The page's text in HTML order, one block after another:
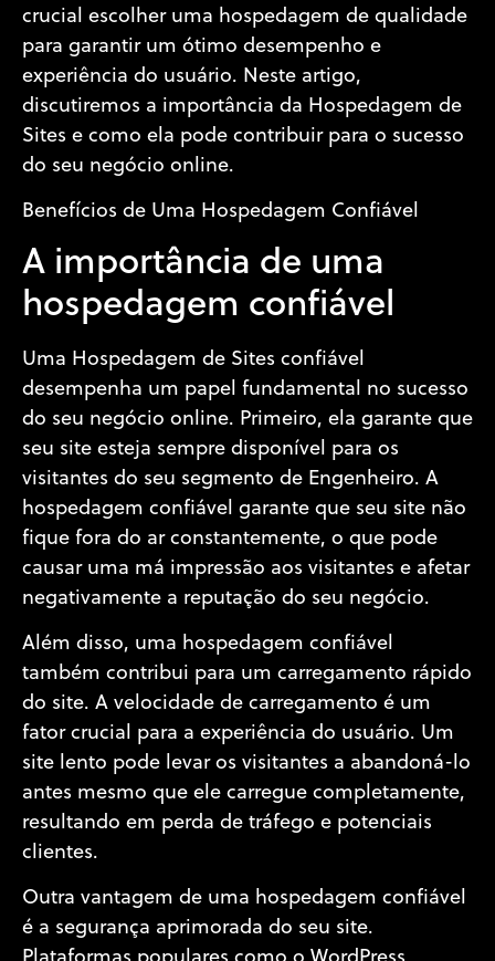
crucial escolher uma hospedagem de qualidade
para garantir um ótimo desempenho e
experiência do usuário. Neste artigo,
discutiremos a importância da Hospedagem de
Sites e como ela pode contribuir para o sucesso
do seu negócio online.
Benefícios de Uma Hospedagem Confiável
A importância de uma
hospedagem confiável
Uma Hospedagem de Sites confiável
desempenha um papel fundamental no sucesso
do seu negócio online. Primeiro, ela garante que
seu site esteja sempre disponível para os
visitantes do seu segmento de Engenheiro. A
hospedagem confiável garante que seu site não
fique fora do ar constantemente, o que pode
causar uma má impressão aos visitantes e afetar
negativamente a reputação do seu negócio.
Além disso, uma hospedagem confiável
também contribui para um carregamento rápido
do site. A velocidade de carregamento é um
fator crucial para a experiência do usuário. Um
site lento pode levar os visitantes a abandoná-lo
antes mesmo que ele carregue completamente,
resultando em perda de tráfego e potenciais
clientes.
Outra vantagem de uma hospedagem confiável
é a segurança aprimorada do seu site.